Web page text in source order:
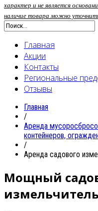
характер и не является
наличие товара можно
Главная
Акции
Контакты
Региональные
Отзывы
Главная
/
Аренда
контейнеров,
/
Аренда садового
Мощный